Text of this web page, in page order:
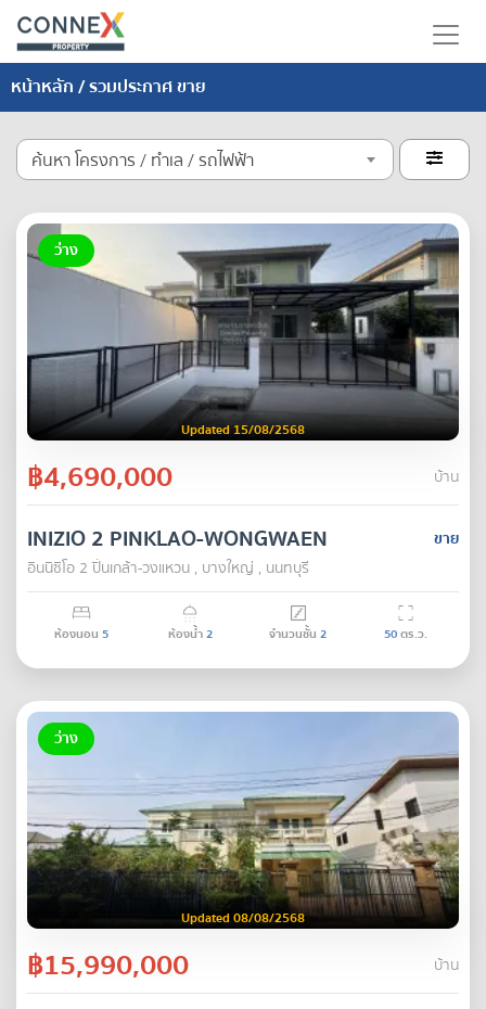
หน้าหลัก/ รวมประกาศ ขาย
ค้นหา โครงการ / ทำเล / รถไฟฟ้า 
ว่าง
Updated 15/08/2568
฿4,690,000 บ้าน
ขาย
INIZIO 2 PINKLAO-WONGWAEN
อินนิซิโอ 2 ปิ่นเกล้า-วงแหวน , บางใหญ่ , นนทบุรี
ห้องนอน 5 ห้องน้ำ2 จำนวนชั้น 2 50ตร.ว.
ว่าง
Updated 08/08/2568
฿15,990,000 บ้าน